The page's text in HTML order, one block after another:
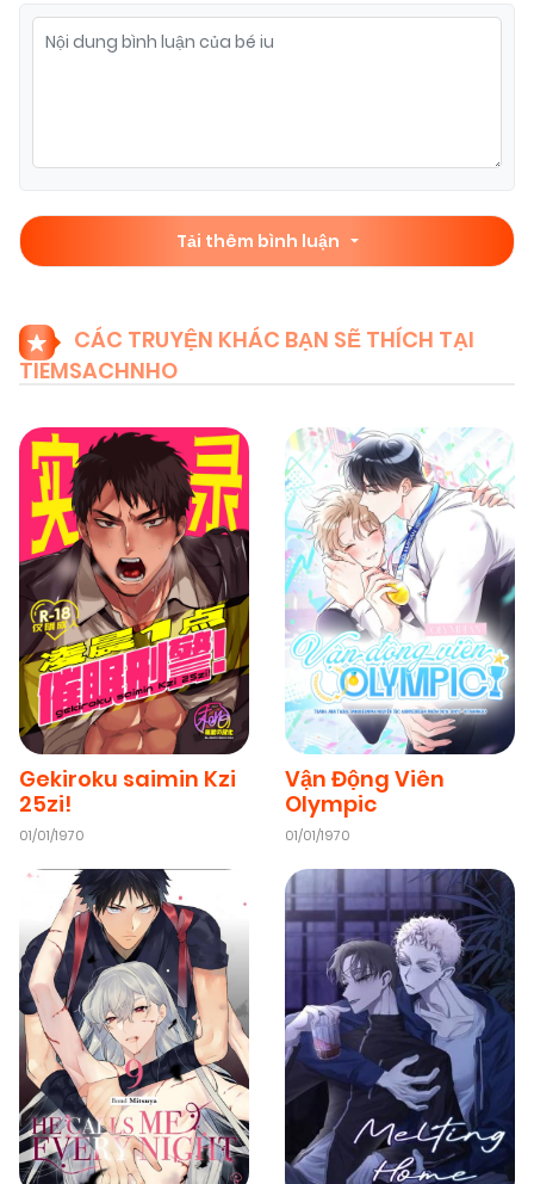
Tải thêm bình luận
CÁC TRUYỆN KHÁC BẠN SẼ THÍCH TẠI
TIEMSACHNHO
Gekiroku saimin Kzi
25zi!
01/01/1970
Vận Động Viên
Olympic
01/01/1970